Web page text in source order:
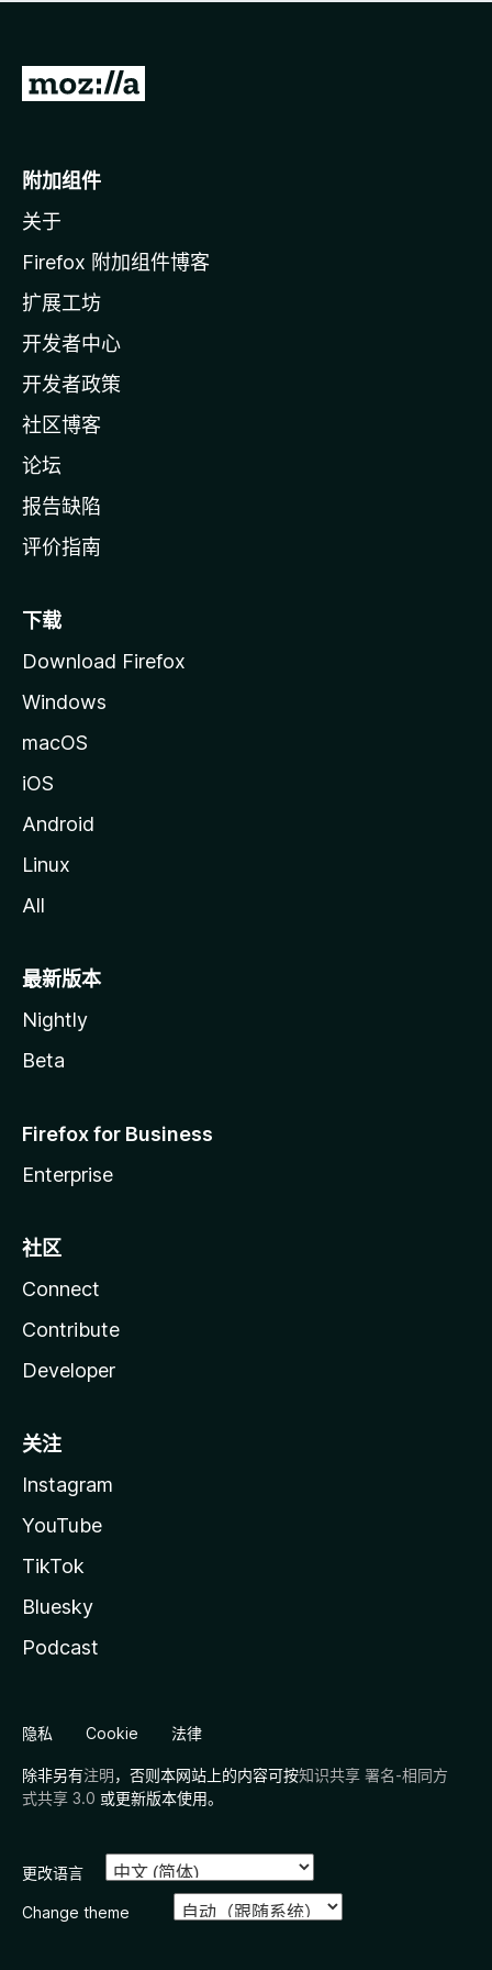
无
转
o
i
l
a
主
页
附加组件
关于
Firefox 附加组件博客
扩展工坊
开发者中心
开发者政策
社区博客
论坛
报告缺陷
评价指南
下载
Download Firefox
Windows
macOS
iOS
Android
Linux
All
最新版本
Nightly
Beta
Firefox for Business
Enterprise
社区
Connect
Contribute
Developer
关注
Instagram
YouTube
TikTok
Bluesky
Podcast
隐私 Cookie 法律
除非另有注明，否则本网站上的内容可按知识共享 署名-相同方
式共享 3.0 或更新版本使用。
更改语言
Change theme